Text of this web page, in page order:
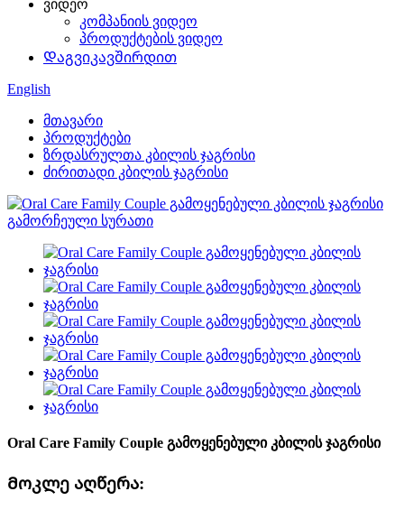
ვიდეო
კომპანიის ვიდეო
პროდუქტების ვიდეო
Დაგვიკავშირდით
English
მთავარი
პროდუქტები
ზრდასრულთა კბილის ჯაგრისი
ძირითადი კბილის ჯაგრისი
Oral Care Family Couple გამოყენებული კბილის ჯაგრისი
Მოკლე აღწერა: